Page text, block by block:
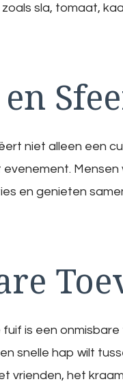
sla, tomaat,
niet alleen een
en genieten
is een
snelle hap wilt
vrienden, het